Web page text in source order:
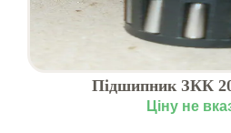
Підшипник ЗКК
Ціну не